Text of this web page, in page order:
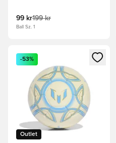
99 kr199 kr
Ball Sz. 1
Öppnar en Modal för att
Outlet
-53%